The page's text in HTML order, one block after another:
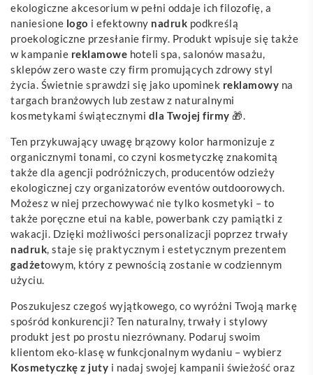
ekologiczne akcesorium w pełni oddaje ich filozofię, a
naniesione logo i efektowny nadruk podkreślą
proekologiczne przesłanie firmy. Produkt wpisuje się także
w kampanie reklamowe hoteli spa, salonów masażu,
sklepów zero waste czy firm promujących zdrowy styl
życia. Świetnie sprawdzi się jako upominek reklamowy na
targach branżowych lub zestaw z naturalnymi
kosmetykami świątecznymi dla Twojej firmy 🎁.
Ten przykuwający uwagę brązowy kolor harmonizuje z
organicznymi tonami, co czyni kosmetyczkę znakomitą
także dla agencji podróżniczych, producentów odzieży
ekologicznej czy organizatorów eventów outdoorowych.
Możesz w niej przechowywać nie tylko kosmetyki – to
także poręczne etui na kable, powerbank czy pamiątki z
wakacji. Dzięki możliwości personalizacji poprzez trwały
nadruk, staje się praktycznym i estetycznym prezentem
gadżetowym, który z pewnością zostanie w codziennym
użyciu.
Poszukujesz czegoś wyjątkowego, co wyróżni Twoją markę
spośród konkurencji? Ten naturalny, trwały i stylowy
produkt jest po prostu niezrównany. Podaruj swoim
klientom eko-klasę w funkcjonalnym wydaniu – wybierz
Kosmetyczkę z juty i nadaj swojej kampanii świeżość oraz